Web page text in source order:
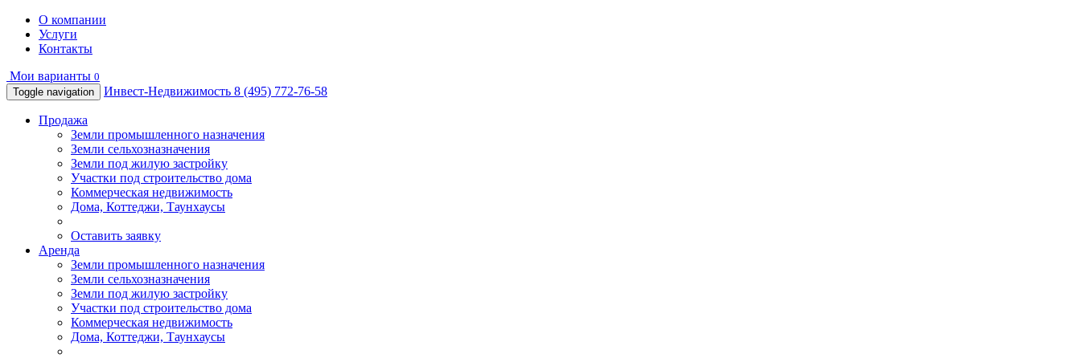
О компании
Услуги
Контакты
Мои варианты 0
Toggle navigation
Инвест-Недвижимость 8 (495) 772-76-58
Продажа
Земли промышленного назначения
Земли сельхозназначения
Земли под жилую застройку
Участки под строительство дома
Коммерческая недвижимость
Дома, Коттеджи, Таунхаусы
Оставить заявку
Аренда
Земли промышленного назначения
Земли сельхозназначения
Земли под жилую застройку
Участки под строительство дома
Коммерческая недвижимость
Дома, Коттеджи, Таунхаусы